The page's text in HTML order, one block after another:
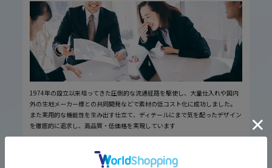
1974年の設立以来培ってきた圧倒的な流通経路を駆使し、大量仕入れや国内
外の生地メーカー様との共同開発などで素材の低コスト化に成功しました。
また実用的な機能性を生み出す仕立て、ディテールにまで気を配ったデザイン
を徹底的に追求し、高品質・低価格を実現しています
厳しい品質管理体制に基づく